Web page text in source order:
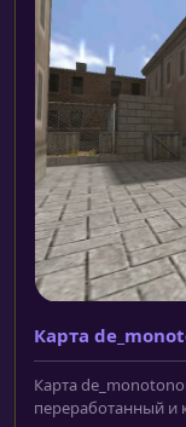
Карта
Карта
переработанный и